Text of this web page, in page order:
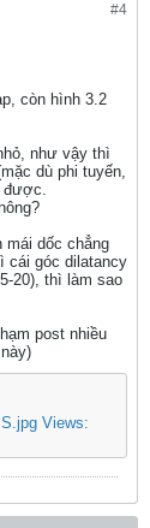
#4
còn hình 3.2
như vậy thì
dù phi tuyến,
được.
mái dốc chẳng
cái góc dilatancy
20), thì làm sao
post nhiều